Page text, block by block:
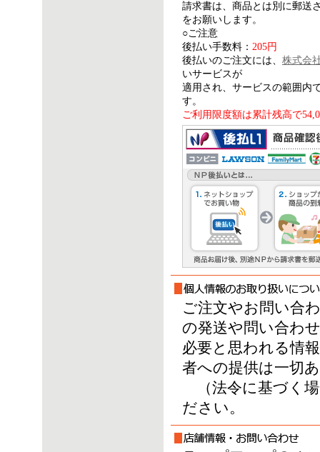
請求書は、商品とは別に郵送
をお願いします。
○ご注意
後払い手数料： 205円
後払いのご注文には、 株式会
いサービスが
適用され、サービスの範囲内
す。
ご利用限度額は累計残高で
ご注文やお問い合
の発送や問い合わ
必要と思われる情
者への提供は一切
（法令に基づく
ださい。